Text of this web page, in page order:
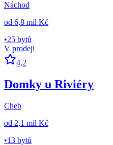
Náchod
od 6,8 mil Kč
•25 bytů
V prodeji
4,2
Domky u Riviéry
Cheb
od 2,1 mil Kč
•13 bytů